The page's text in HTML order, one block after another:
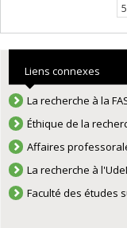
Liens connexes
La recherche à la
Éthique de la
Affaires
La recherche à
Faculté des études